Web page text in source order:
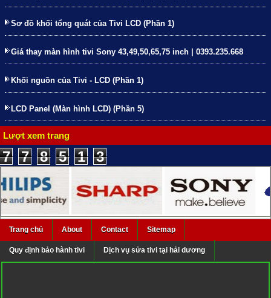
Sơ đồ khối tổng quát của Tivi LCD (Phần 1)
Giá thay màn hình tivi Sony 43,49,50,65,75 inch | 0393.235.668
Khối nguồn của Tivi - LCD (Phần 1)
LCD Panel (Màn hình LCD) (Phần 5)
Lượt xem trang
7 7 8 5 1 3
Trang chủ About Contact Sitemap
Quy định bảo hành tivi Dịch vụ sửa tivi tại hải dương